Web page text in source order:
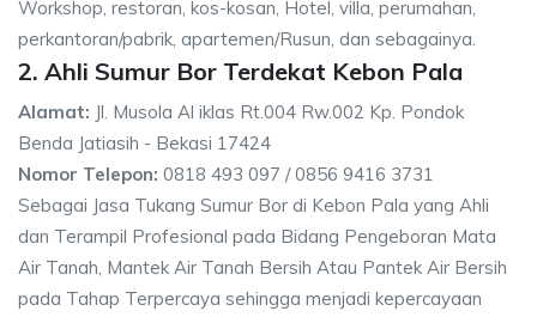
Workshop, restoran, kos-kosan, Hotel, villa, perumahan,
perkantoran/pabrik, apartemen/Rusun, dan sebagainya.
2. Ahli Sumur Bor Terdekat Kebon Pala
Alamat: Jl. Musola Al iklas Rt.004 Rw.002 Kp. Pondok
Benda Jatiasih - Bekasi 17424
Nomor Telepon: 0818 493 097 / 0856 9416 3731
Sebagai Jasa Tukang Sumur Bor di Kebon Pala yang Ahli
dan Terampil Profesional pada Bidang Pengeboran Mata
Air Tanah, Mantek Air Tanah Bersih Atau Pantek Air Bersih
pada Tahap Terpercaya sehingga menjadi kepercayaan